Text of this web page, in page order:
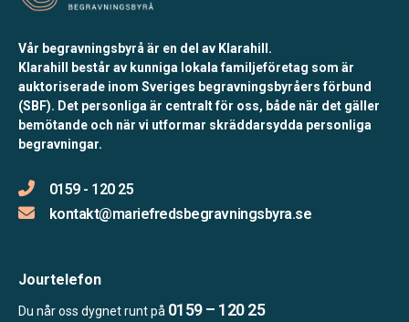
Vår begravningsbyrå är en del av Klarahill.
Klarahill består av kunniga lokala familjeföretag som är
auktoriserade inom Sveriges begravningsbyråers förbund
(SBF). Det personliga är centralt för oss, både när det gäller
bemötande och när vi utformar skräddarsydda personliga
begravningar.
0159 - 120 25
kontakt@mariefredsbegravningsbyra.se
Jourtelefon
Du når oss dygnet runt på 0159 – 120 25